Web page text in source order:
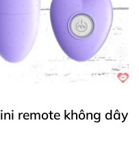
remote không dây